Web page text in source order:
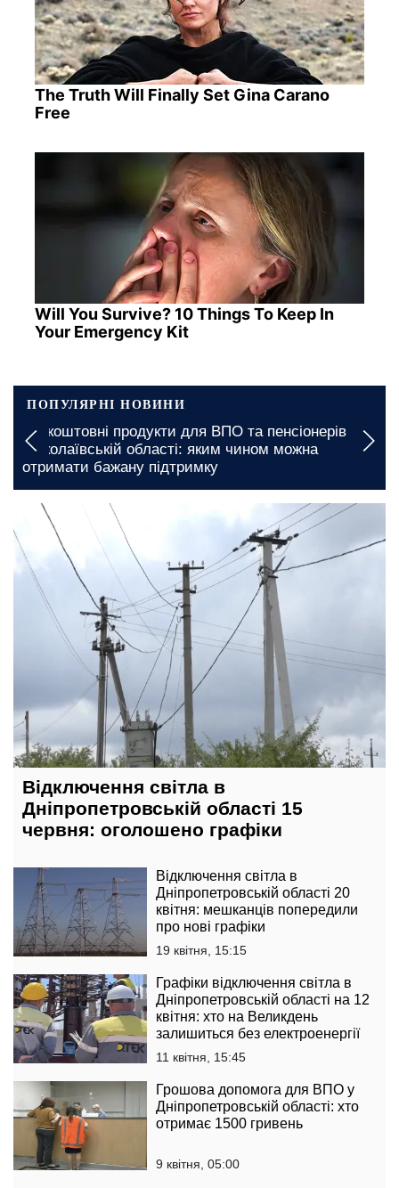
The Truth Will Finally Set Gina Carano
Free
Will You Survive? 10 Things To Keep In
Your Emergency Kit
ПОПУЛЯРНІ НОВИНИ
Безкоштовні продукти для ВПО та пенсіонерів у
Миколаївській області: яким чином можна
отримати бажану підтримку
14 червня, 15:15
Відключення світла в
Дніпропетровській області 15
червня: оголошено графіки
Відключення світла в
Дніпропетровській області 20
квітня: мешканців попередили
про нові графіки
19 квітня, 15:15
Графіки відключення світла в
Дніпропетровській області на 12
квітня: хто на Великдень
залишиться без електроенергії
11 квітня, 15:45
Грошова допомога для ВПО у
Дніпропетровській області: хто
отримає 1500 гривень
9 квітня, 05:00